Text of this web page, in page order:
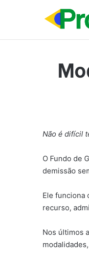
Não é difícil
O Fundo de
demissão
Ele funciona
recurso,
Nos últimos